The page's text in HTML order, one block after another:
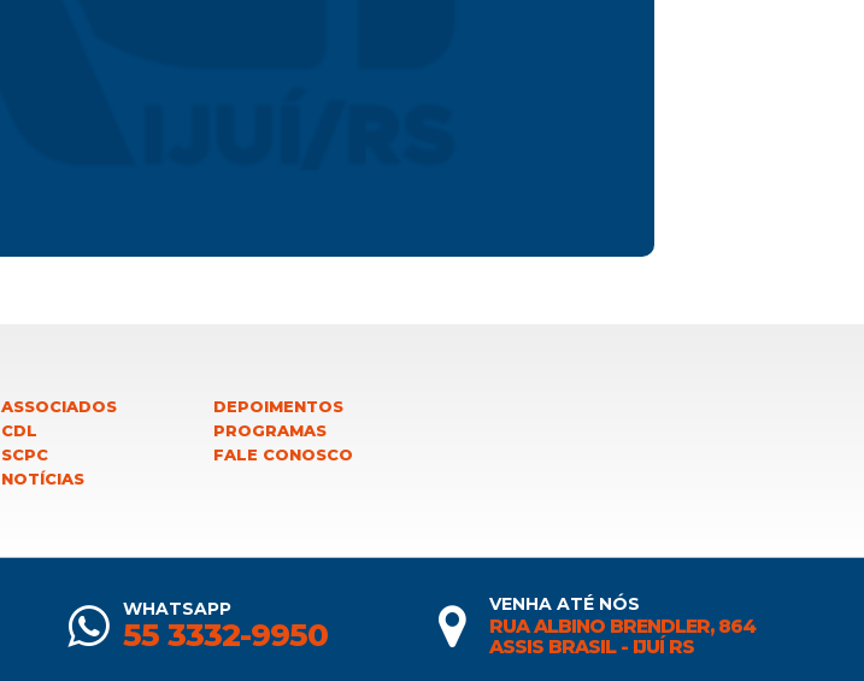
ASSOCIADOS
CDL
SCPC
NOTÍCIAS
DEPOIMENTOS
PROGRAMAS
FALE CONOSCO
WHATSAPP
55 3332-9950
VENHA ATÉ NÓS
RUA ALBINO BRENDLER, 864
ASSIS BRASIL - IJUÍ RS